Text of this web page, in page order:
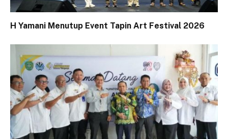
H Yamani Menutup Event Tapin Art Festival 2026